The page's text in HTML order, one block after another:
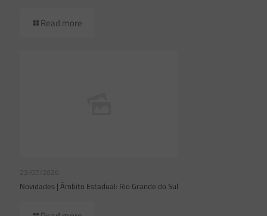
Read more
23/07/2026
Novidades | Âmbito Estadual: Rio Grande do Sul